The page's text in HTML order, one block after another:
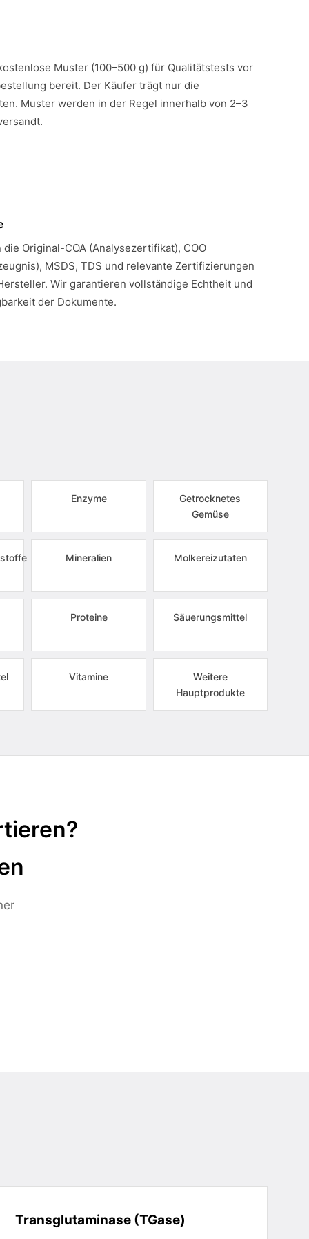
Muster (100–500 g) für Qualitätstests vor
bereit. Der Käufer trägt nur die
Muster werden in der Regel innerhalb von 2–3
die Original-COA (Analysezertifikat), COO
MSDS, TDS und relevante Zertifizierungen
Wir garantieren vollständige Echtheit und
der Dokumente.
Enzyme
Getrocknetes
Gemüse
Mineralien Molkereizutaten
Proteine Säuerungsmittel
Vitamine
Weitere
Hauptprodukte
Transglutaminase (TGase)